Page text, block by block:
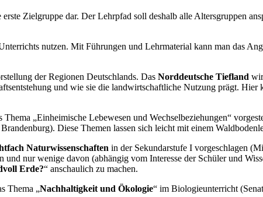
Zielgruppe dar. Der Lehrpfad soll deshalb alle Altersgruppen
nutzen. Mit Führungen und Lehrmaterial kann man das
der Regionen Deutschlands. Das Norddeutsche Tiefland
und wie sie die landwirtschaftliche Nutzung prägt.
Thema „Einheimische Lebewesen und Wechselbeziehungen“
Diese Themen lassen sich leicht mit einem
Naturwissenschaften in der Sekundarstufe I vorgeschlagen
nur wenige davon (abhängig vom Interesse der Schüler und
Erde?“ anschaulich zu machen.
Thema „Nachhaltigkeit und Ökologie“ im Biologieunterricht